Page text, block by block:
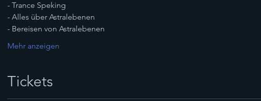
- Trance Speking
- Alles über Astralebenen
- Bereisen von Astralebenen
Mehr anzeigen
Tickets